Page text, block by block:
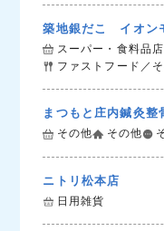
築地銀だこ イオン
スーパー・食料品
ファストフード／
まつもと庄内鍼灸整
その他 その他
ニトリ松本店
日用雑貨